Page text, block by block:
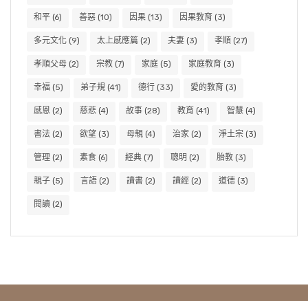
和平 (6) 善惡 (10) 因果 (13) 因果教育 (3)
多元文化 (9) 太上感應篇 (2) 夫妻 (3) 孝順 (27)
孝順父母 (2) 宗教 (7) 家庭 (5) 家庭教育 (3)
幸福 (5) 弟子規 (41) 德行 (33) 愛的教育 (3)
感恩 (2) 慈悲 (4) 故事 (28) 教育 (41) 智慧 (4)
書法 (2) 欲望 (3) 母親 (4) 治家 (2) 淨土宗 (3)
管理 (2) 素食 (6) 經典 (7) 聰明 (2) 胎教 (3)
親子 (5) 言語 (2) 讀書 (2) 讀經 (2) 道德 (3)
閱讀 (2)